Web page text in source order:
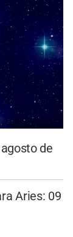
de
Aries: 09